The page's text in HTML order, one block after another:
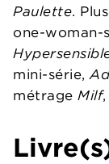
Paulette.
one-woman-
mini-série,
métrageMilf